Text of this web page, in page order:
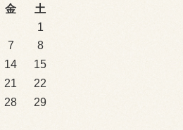
金
土
1
7
8
14
15
21
22
28
29